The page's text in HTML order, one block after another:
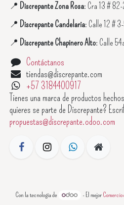
📍 Discrepante Zona Rosa: Cra 13 #
📍 Discrepante Candelaria: Calle 12 #
📍 Discrepante Chapinero Alto: Calle
Contáctanos
tiendas@discrepante.com
+57 3184400917
Tienes una marca de productos
quieres se parte de Discrepante?
propuestas@discrepante.odoo.com
Con la tecnología de - El mejor